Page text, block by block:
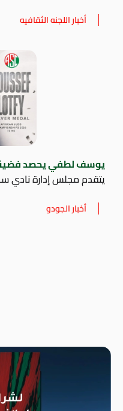
أخبار اللجنه الثقافيه
يوسف لطفي يحصد فضية
يتقدم مجلس إدارة نادي
أخبار الجودو